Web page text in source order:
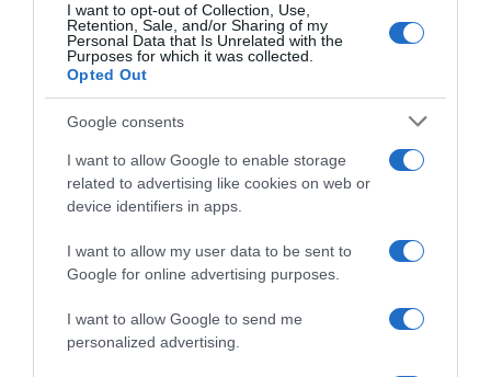
I want to opt-out of Collection, Use,
Retention, Sale, and/or Sharing of my
Personal Data that Is Unrelated with the
Purposes for which it was collected.
Opted Out
Google consents
I want to allow Google to enable storage
related to advertising like cookies on web or
device identifiers in apps.
I want to allow my user data to be sent to
Google for online advertising purposes.
I want to allow Google to send me
personalized advertising.
ΔΙΕΘΝΗ
Έκτακτη συνεδρίαση του Συμβουλίου
Ασφαλείας του ΟΗΕ την Παρασκευή κατόπιν
αιτήματος του Ιράν
“Το ΣΑ δεν μπορεί να παραμείνει παθητικός θεατής”
λέει το Ιράν